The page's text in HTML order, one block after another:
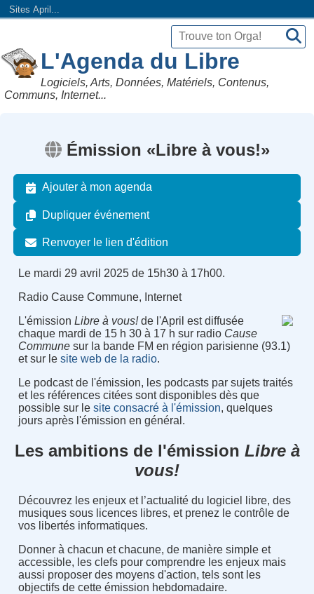
Sites April...
L'Agenda du Libre
Logiciels, Arts, Données, Matériels, Contenus,
Communs, Internet...
Émission «Libre à vous!»
Ajouter à mon agenda
Dupliquer événement
Renvoyer le lien d'édition
Le mardi 29 avril 2025 de 15h30 à 17h00.
Radio Cause Commune, Internet
L'émission Libre à vous!de l'April est diffusée
chaque mardi de 15 h 30 à 17 h sur radio Cause
Communesur la bande FM en région parisienne (93.1)
et sur le site web de la radio.
Le podcast de l'émission, les podcasts par sujets traités
et les références citées sont disponibles dès que
possible sur le site consacré à l'émission, quelques
jours après l'émission en général.
Les ambitions de l'émission Libre à
vous!
Découvrez les enjeux et l’actualité du logiciel libre, des
musiques sous licences libres, et prenez le contrôle de
vos libertés informatiques.
Donner à chacun et chacune, de manière simple et
accessible, les clefs pour comprendre les enjeux mais
aussi proposer des moyens d'action, tels sont les
objectifs de cette émission hebdomadaire.